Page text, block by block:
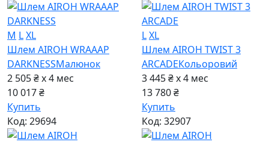
M LXL
Шлем AIROH WRAAAP
DARKNESSМалюнок
2 505 ₴ x 4 мес
10 017 ₴
Купить
LXL
Шлем AIROH TWIST 3
ARCADEКольоровий
3 445 ₴ x 4 мес
13 780 ₴
Купить
Код: 29694
Код: 32907